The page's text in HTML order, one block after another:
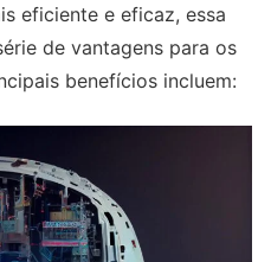
eficiente e eficaz, essa
de vantagens para os
benefícios incluem: